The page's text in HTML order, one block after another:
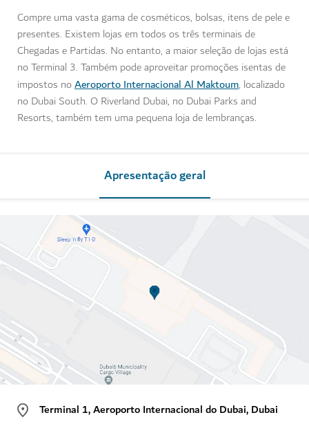
Compre uma vasta gama de cosméticos, bolsas, itens de pele e
presentes. Existem lojas em todos os três terminais de
Chegadas e Partidas. No entanto, a maior seleção de lojas está
no Terminal 3. Também pode aproveitar promoções isentas de
impostos noAeroporto Internacional Al Maktoum, localizado
no Dubai South. O Riverland Dubai, no Dubai Parks and
Resorts, também tem uma pequena loja de lembranças.
Apresentação geral
Terminal 1, Aeroporto Internacional do Dubai, Dubai